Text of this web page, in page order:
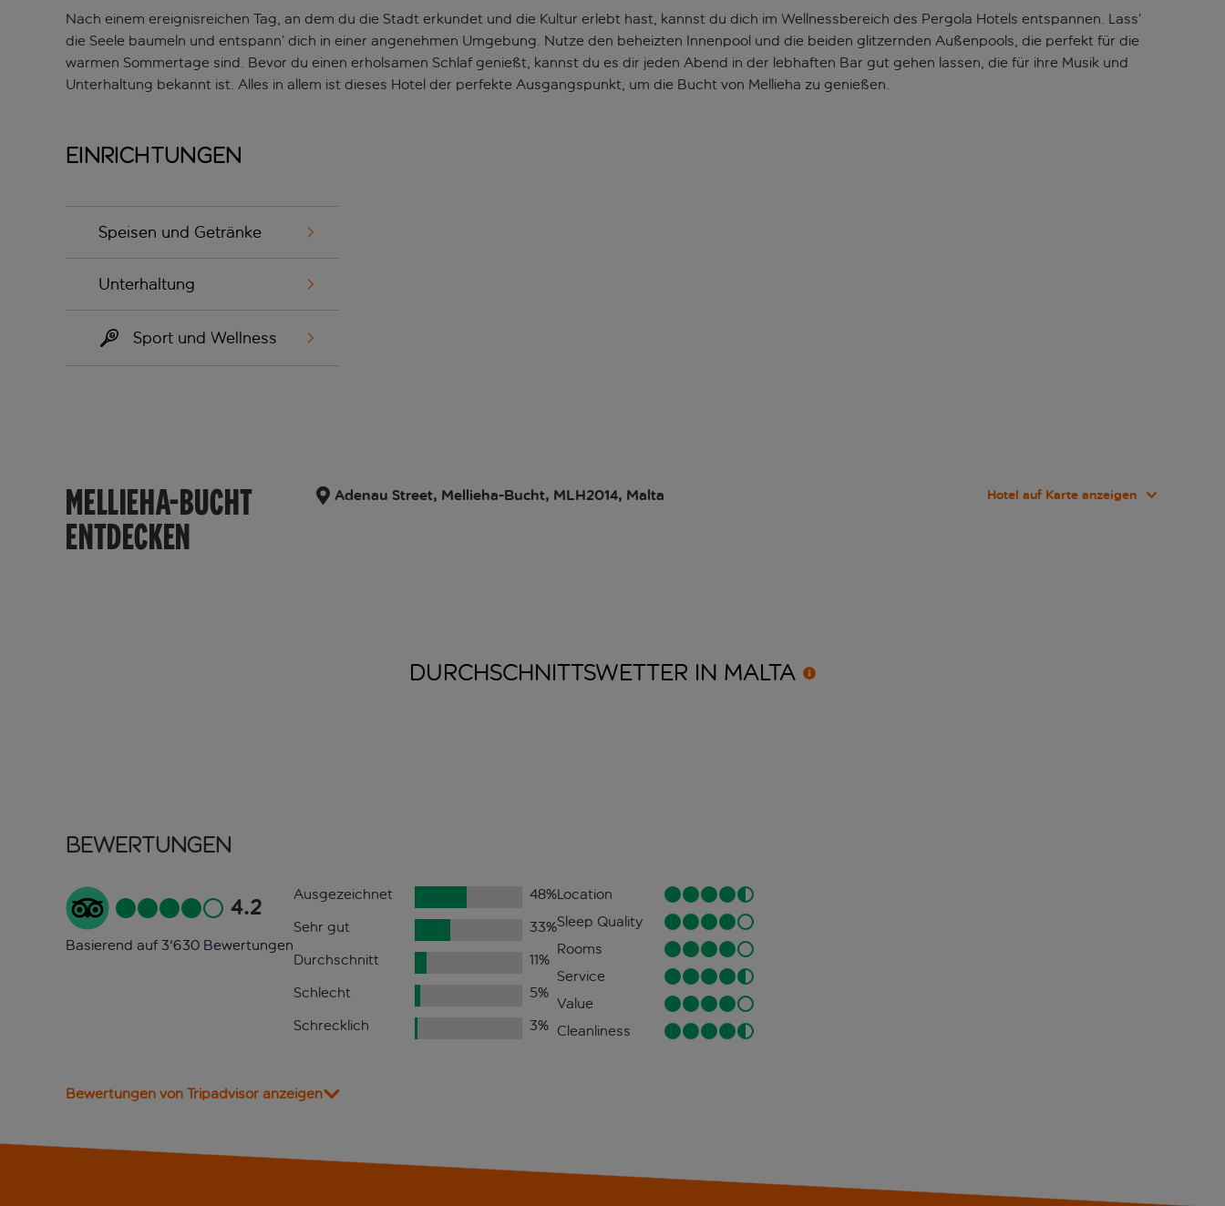
Nach einem ereignisreichen Tag, an dem du die Stadt erkundet und die Kultur erlebt hast, kannst du dich im Wellnessbereich des Pergola Hotels entspannen. Lass’
die Seele baumeln und entspann’ dich in einer angenehmen Umgebung. Nutze den beheizten Innenpool und die beiden glitzernden Außenpools, die perfekt für die
warmen Sommertage sind. Bevor du einen erholsamen Schlaf genießt, kannst du es dir jeden Abend in der lebhaften Bar gut gehen lassen, die für ihre Musik und
Unterhaltung bekannt ist. Alles in allem ist dieses Hotel der perfekte Ausgangspunkt, um die Bucht von Mellieha zu genießen.
Einrichtungen
Speisen und Getränke
Unterhaltung
Sport und Wellness
MELLIEHA-BUCHT
ENTDECKEN
Adenau Street, Mellieha-Bucht, MLH2014, Malta Hotel auf Karte anzeigen
DURCHSCHNITTSWETTER IN MALTA
Bewertungen
4.2
Basierend auf 3'630 Bewertungen
Ausgezeichnet 48%
Sehr gut
33%
Durchschnitt
11%
Schlecht
5%
Schrecklich
3%
Location
Sleep Quality
Rooms
Service
Value
Cleanliness
Bewertungen von Tripadvisor anzeigen